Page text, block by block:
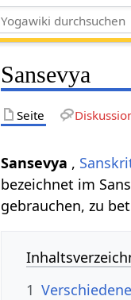
Sansevya
Seite
Sansevya ,
bezeichnet im
gebrauchen, zu
1